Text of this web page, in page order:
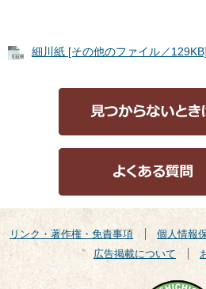
細川紙 [その他のファイル／129KB]
リンク・著作権・免責事項 個人情報
広告掲載について